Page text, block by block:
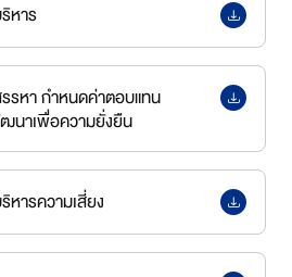
หาร
หา กำหนดค่าตอบแทน
นาเพื่อความยั่งยืน
ารความเสี่ยง